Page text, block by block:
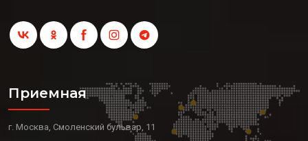
Приемная
г. Москва, Смоленский бульвар, 11